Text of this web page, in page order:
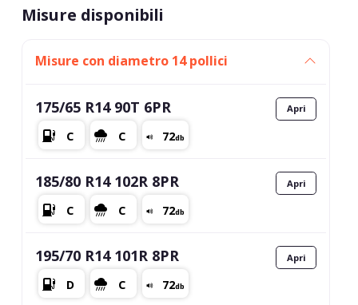
Misure disponibili
Misure con diametro 14 pollici
175/65 R14 90T 6PR
185/80 R14 102R 8PR
195/70 R14 101R 8PR